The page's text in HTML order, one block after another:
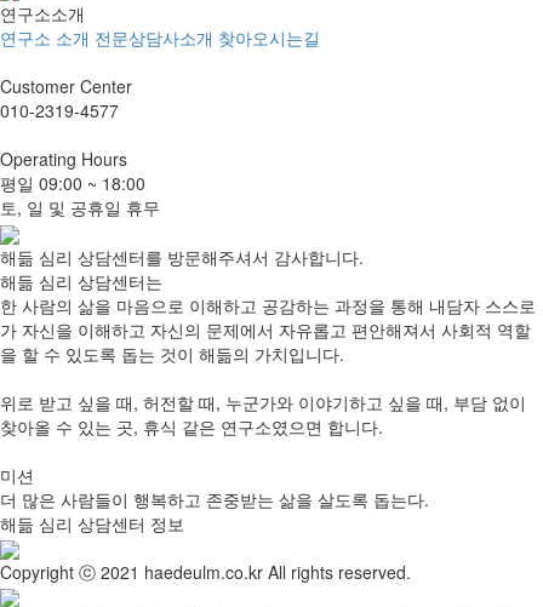
연구소소개
연구소 소개 전문상담사소개 찾아오시는길
Customer Center
010-2319-4577
Operating Hours
평일 09:00 ~ 18:00
토, 일 및 공휴일 휴무
해듦 심리 상담센터를 방문해주셔서 감사합니다.
해듦 심리 상담센터는
한 사람의 삶을 마음으로 이해하고 공감하는 과정을 통해 내담자 스스로
가 자신을 이해하고 자신의 문제에서 자유롭고 편안해져서 사회적 역할
을 할 수 있도록 돕는 것이 해듦의 가치입니다.
위로 받고 싶을 때, 허전할 때, 누군가와 이야기하고 싶을 때, 부담 없이
찾아올 수 있는 곳, 휴식 같은 연구소였으면 합니다.
미션
더 많은 사람들이 행복하고 존중받는 삶을 살도록 돕는다.
해듦 심리 상담센터 정보
Copyright ⓒ 2021 haedeulm.co.kr All rights reserved.